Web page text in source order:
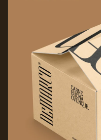
Seguici anche su:
Facebook
Instagram
TikTok
Modalità di
DeMarcoCarni - Gold Beef